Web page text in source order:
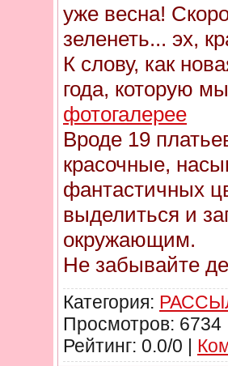
уже весна!
зеленеть... эх,
К слову, как
года, которую
фотогалерее
Вроде 19
красочные,
фантастичных
выделиться и
окружающим.
Не забывайте
Категория:
Просмотров:
Рейтинг: 0.0/0 |